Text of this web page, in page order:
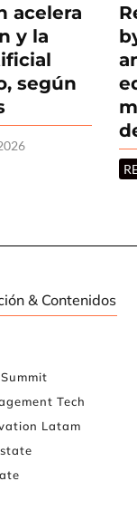
acelera
y la
según
& Contenidos
Tech
Latam